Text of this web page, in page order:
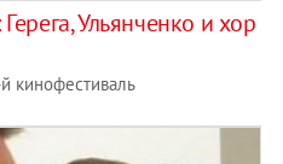
Ульянченко и хор
кинофестиваль